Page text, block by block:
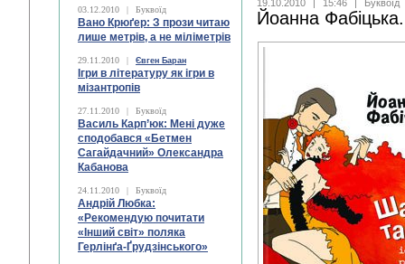
03.12.2010 | Буквоїд
Вано Крюґер: З прози читаю
лише метрів, а не міліметрів
29.11.2010 | Євген Баран
Ігри в літературу як ігри в
мізантропів
27.11.2010 | Буквоїд
Василь Карп’юк: Мені дуже
сподобався «Бетмен
Сагайдачний» Олександра
Кабанова
24.11.2010 | Буквоїд
Андрій Любка:
«Рекомендую почитати
«Інший світ» поляка
Герлінґа-Ґрудзінського»
19.10.2010 | 15:46 | Буквоїд
Йоанна